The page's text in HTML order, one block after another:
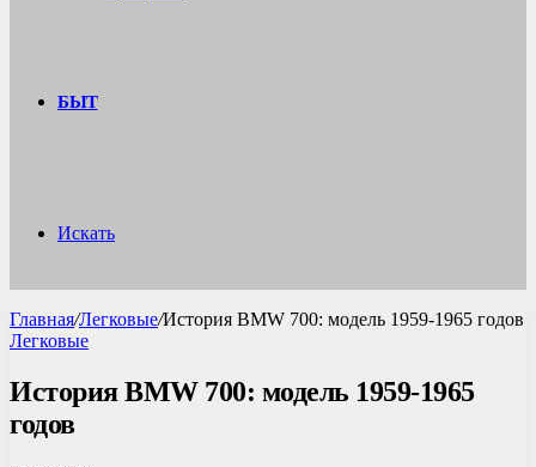
БЫТ
Искать
Главная/Легковые/История BMW 700: модель 1959-1965 годов
Легковые
История BMW 700: модель 1959-1965
годов